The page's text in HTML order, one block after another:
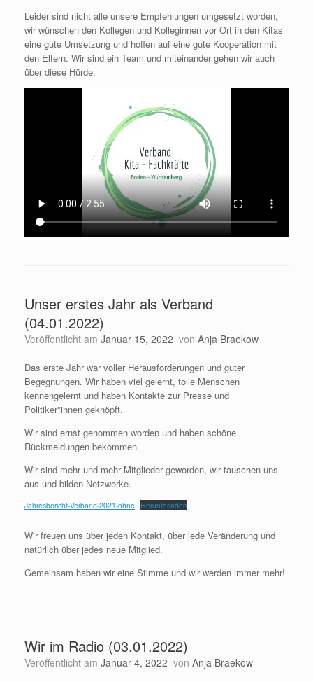
Leider sind nicht alle unsere Empfehlungen umgesetzt worden,
wir wünschen den Kollegen und Kolleginnen vor Ort in den Kitas
eine gute Umsetzung und hoffen auf eine gute Kooperation mit
den Eltern. Wir sind ein Team und miteinander gehen wir auch
über diese Hürde.
Unser erstes Jahr als Verband
(04.01.2022)
Veröffentlicht am Januar 15, 2022 von Anja Braekow
Das erste Jahr war voller Herausforderungen und guter
Begegnungen. Wir haben viel gelernt, tolle Menschen
kennengelernt und haben Kontakte zur Presse und
Politiker*innen geknöpft.
Wir sind ernst genommen worden und haben schöne
Rückmeldungen bekommen.
Wir sind mehr und mehr Mitglieder geworden, wir tauschen uns
aus und bilden Netzwerke.
Jahresbericht-Verband-2021-ohne Herunterladen
Wir freuen uns über jeden Kontakt, über jede Veränderung und
natürlich über jedes neue Mitglied.
Gemeinsam haben wir eine Stimme und wir werden immer mehr!
Wir im Radio (03.01.2022)
Veröffentlicht am Januar 4, 2022 von Anja Braekow